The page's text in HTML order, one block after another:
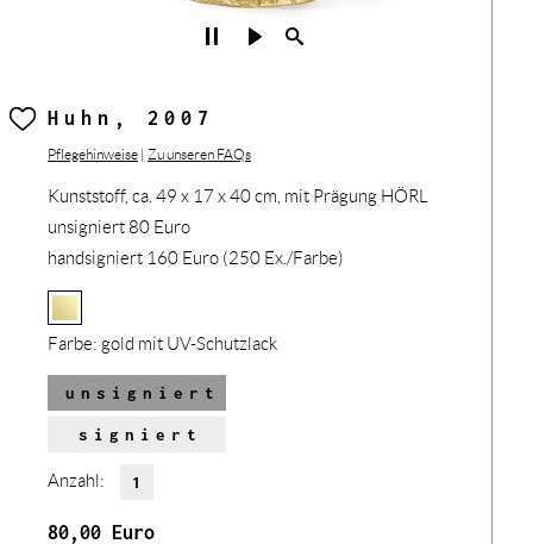
Huhn, 2007
Pflegehinweise | Zu unseren FAQs
Kunststoff, ca. 49 x 17 x 40 cm, mit Prägung HÖRL
unsigniert 80 Euro
handsigniert 160 Euro (250 Ex./Farbe)
Farbe: gold mit UV-Schutzlack
unsigniert
signiert
Anzahl:
80,00 Euro